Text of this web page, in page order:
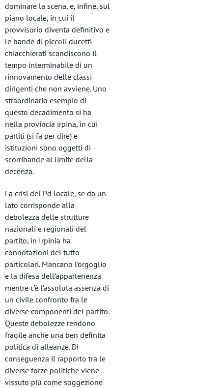
dominare la scena, e, infine, sul
piano locale, in cui il
provvisorio diventa definitivo e
le bande di piccoli ducetti
chiacchierati scandiscono il
tempo interminabile di un
rinnovamento delle classi
dirigenti che non avviene. Uno
straordinario esempio di
questo decadimento si ha
nella provincia irpina, in cui
partiti (si fa per dire) e
istituzioni sono oggetti di
scorribande al limite della
decenza.
La crisi del Pd locale, se da un
lato corrisponde alla
debolezza delle strutture
nazionali e regionali del
partito, in Irpinia ha
connotazioni del tutto
particolari. Mancano l’orgoglio
e la difesa dell’appartenenza
mentre c’è l’assoluta assenza di
un civile confronto fra le
diverse componenti del partito.
Queste debolezze rendono
fragile anche una ben definita
politica di alleanze. Di
conseguenza il rapporto tra le
diverse forze politiche viene
vissuto più come soggezione